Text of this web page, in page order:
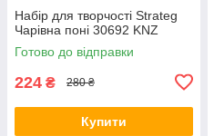
Набір для творчості Strateg
Чарівна поні 30692 KNZ
Готово до відправки
224 ₴ 280 ₴
Купити